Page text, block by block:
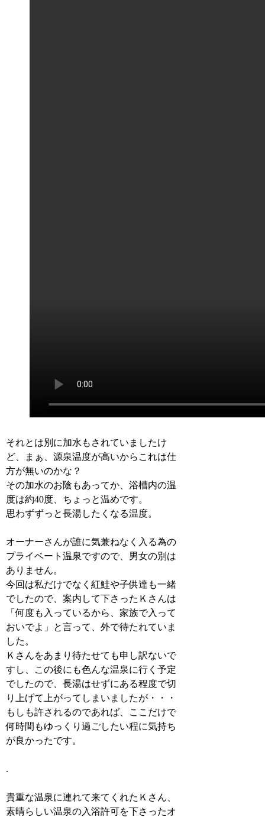
それとは別に加水もされていましたけ
ど、まぁ、源泉温度が高いからこれは仕
方が無いのかな？
その加水のお陰もあってか、浴槽内の温
度は約40度、ちょっと温めです。
思わずずっと長湯したくなる温度。
オーナーさんが誰に気兼ねなく入る為の
プライベート温泉ですので、男女の別は
ありません。
今回は私だけでなく紅鮭や子供達も一緒
でしたので、案内して下さったＫさんは
「何度も入っているから、家族で入って
おいでよ」と言って、外で待たれていま
した。
Ｋさんをあまり待たせても申し訳ないで
すし、この後にも色んな温泉に行く予定
でしたので、長湯はせずにある程度で切
り上げて上がってしまいましたが・・・
もしも許されるのであれば、ここだけで
何時間もゆっくり過ごしたい程に気持ち
が良かったです。
.
貴重な温泉に連れて来てくれたＫさん、
素晴らしい温泉の入浴許可を下さったオ